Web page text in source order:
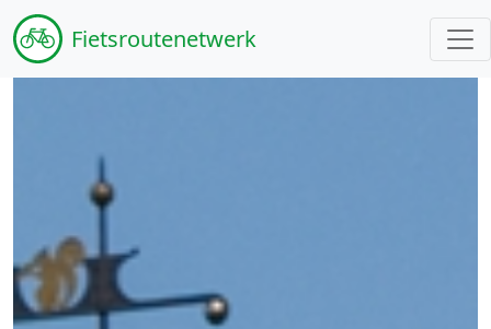
Fietsroutenetwerk